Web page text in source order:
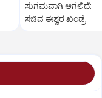
ಸುಗಮವಾಗಿ ಆಗಲಿದೆ:
ಸಚಿವ ಈಶ್ವರ ಖಂಡ್ರೆ